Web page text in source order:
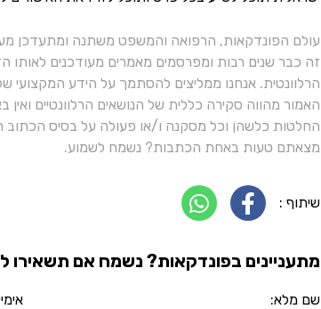
עולם הפונדקאות, הרפואה והמשפט משתנה ומתעדכן
זה כבר שנים רבות ומפרסמים מאמרים מעודכנים לאותו
הרלוונטית. אנחנו ממליצים להסתמך על הידע המקצועי
האמור מהווה סקירה כללית של הנושאים הרלוונטיים
החלטות כלשהן וכל מסקנה ו/או פעולה על בסיס הכתוב
מצאתם טעות באחת הכתבות? נשמח לשמוע.
שיתוף :
מתעניינים בפונדקאות? נשמח אם תשאירו
שם מלא: